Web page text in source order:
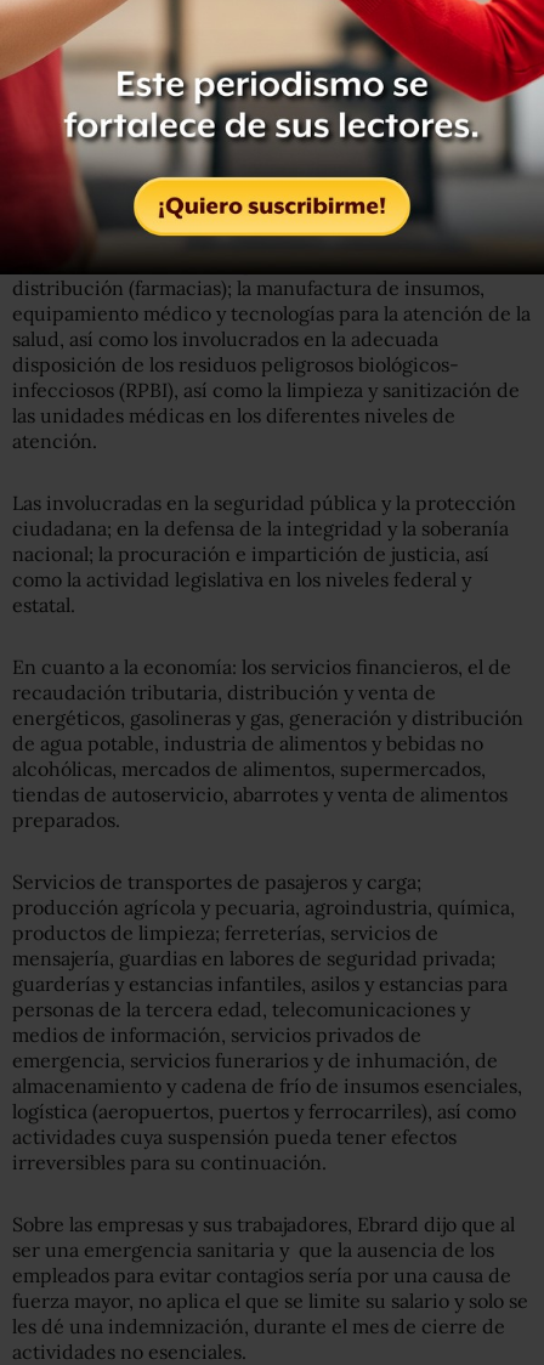
por el Consejo de Salubridad General,están:
Las que de manera directa son necesarias para atender la
emergencia sanitaria, como son las actividades laborales
de la rama médica, paramédica, administrativa y de
apoyo en todo el sector salud, público y privado.
Así también como a los que participan en su abasto,
servicios y proveeduría, entre las que destacan el sector
farmacéutico tanto en su producción como en su
distribución (farmacias); la manufactura de insumos,
equipamiento médico y tecnologías para la atención de la
salud, así como los involucrados en la adecuada
disposición de los residuos peligrosos biológicos-
infecciosos (RPBI), así como la limpieza y sanitización de
las unidades médicas en los diferentes niveles de
atención.
Las involucradas en la seguridad pública y la protección
ciudadana; en la defensa de la integridad y la soberanía
nacional; la procuración e impartición de justicia, así
como la actividad legislativa en los niveles federal y
estatal.
En cuanto a la economía: los servicios financieros, el de
recaudación tributaria, distribución y venta de
energéticos, gasolineras y gas, generación y distribución
de agua potable, industria de alimentos y bebidas no
alcohólicas, mercados de alimentos, supermercados,
tiendas de autoservicio, abarrotes y venta de alimentos
preparados.
Servicios de transportes de pasajeros y carga;
producción agrícola y pecuaria, agroindustria, química,
productos de limpieza; ferreterías, servicios de
mensajería, guardias en labores de seguridad privada;
guarderías y estancias infantiles, asilos y estancias para
personas de la tercera edad, telecomunicaciones y
medios de información, servicios privados de
emergencia, servicios funerarios y de inhumación, de
almacenamiento y cadena de frío de insumos esenciales,
logística (aeropuertos, puertos y ferrocarriles), así como
actividades cuya suspensión pueda tener efectos
irreversibles para su continuación.
Sobre las empresas y sus trabajadores, Ebrard dijo que al
ser una emergencia sanitaria y que la ausencia de los
empleados para evitar contagios sería por una causa de
fuerza mayor, no aplica el que se limite su salario y solo se
les dé una indemnización, durante el mes de cierre de
actividades no esenciales.